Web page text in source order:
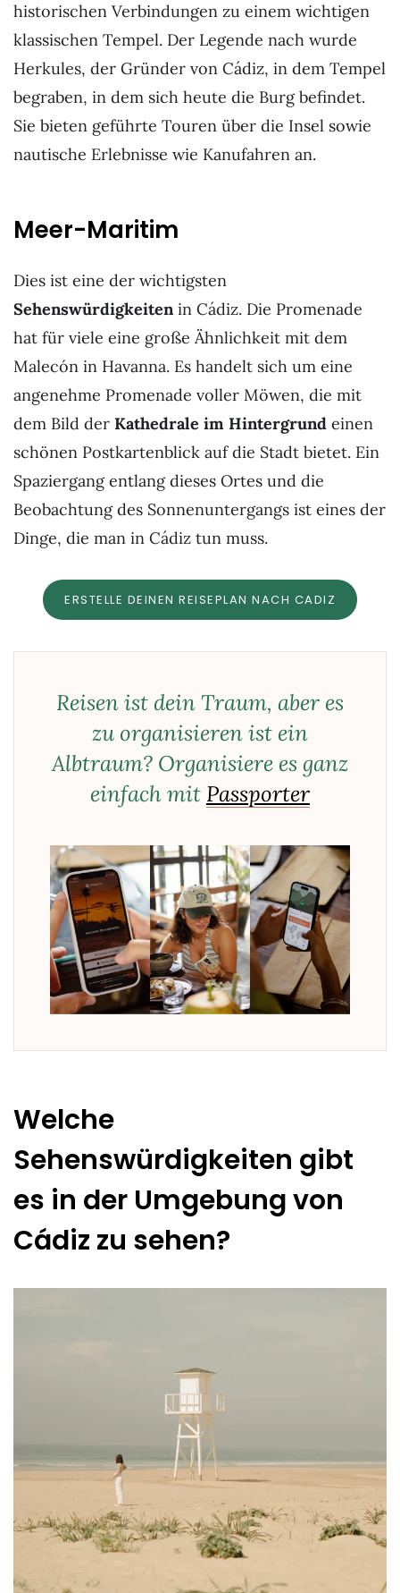
historischen Verbindungen zu einem wichtigen
klassischen Tempel. Der Legende nach wurde
Herkules, der Gründer von Cádiz, in dem Tempel
begraben, in dem sich heute die Burg befindet.
Sie bieten geführte Touren über die Insel sowie
nautische Erlebnisse wie Kanufahren an.
Meer-Maritim
Dies ist eine der wichtigsten
Sehenswürdigkeitenin Cádiz. Die Promenade
hat für viele eine große Ähnlichkeit mit dem
Malecón in Havanna. Es handelt sich um eine
angenehme Promenade voller Möwen, die mit
dem Bild der Kathedrale im Hintergrund einen
schönen Postkartenblick auf die Stadt bietet. Ein
Spaziergang entlang dieses Ortes und die
Beobachtung des Sonnenuntergangs ist eines der
Dinge, die man in Cádiz tun muss.
ERSTELLE DEINEN REISEPLAN NACH CADIZ
Reisen ist dein Traum, aber es
zu organisieren ist ein
Albtraum? Organisiere es ganz
einfach mit Passporter
Welche
Sehenswürdigkeiten gibt
es in der Umgebung von
Cádiz zu sehen?